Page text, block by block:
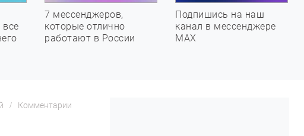
все
7 мессенджеров,
которые отлично
работают в России
Подпишись на наш
канал в мессенджере
МАХ
Комментарии